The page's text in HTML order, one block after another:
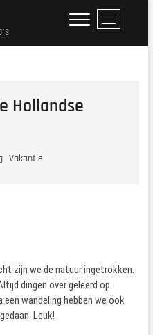
M
e
n
Hollandse
Vakantie
zijn we de natuur ingetrokken.
dingen over geleerd op
wandeling hebben we ook
Leuk!